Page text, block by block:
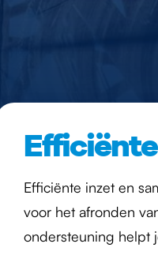
Efficiënte inzet en
voor het afronden
ondersteuning helpt